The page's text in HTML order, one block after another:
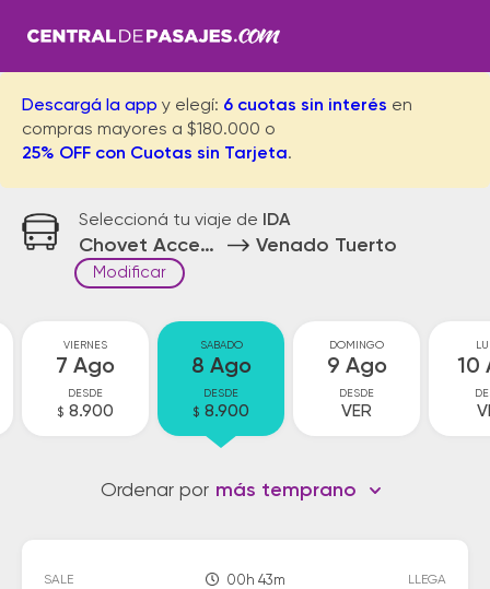
Descargá la app y elegí: 6 cuotas sin interés en
compras mayores a $180.000 o
25% OFF con Cuotas sin Tarjeta.
Seleccioná tu viaje de IDA
Chovet Acceso Venado Tuerto
Modificar
VIERNES
7 Ago
DESDE
$ 8.900
SABADO
8 Ago
DESDE
$ 8.900
DOMINGO
9 Ago
DESDE
VER
10
Ordenar por más temprano
SALE 00h 43m LLEGA